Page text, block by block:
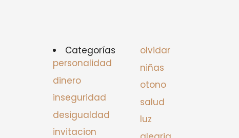
Categorías
personalidad
dinero
inseguridad
desigualdad
invitacion
olvidar
niñas
otono
salud
luz